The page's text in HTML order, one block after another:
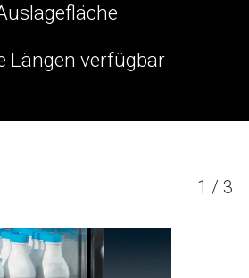
Längen verfügbar
1 / 3